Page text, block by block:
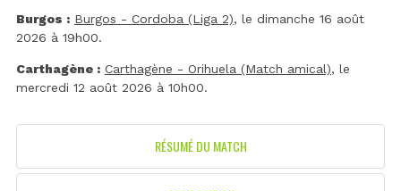
Burgos : Burgos - Cordoba (Liga 2), le dimanche 16 août
2026 à 19h00.
Carthagène : Carthagène - Orihuela (Match amical), le
mercredi 12 août 2026 à 10h00.
RÉSUMÉ DU MATCH